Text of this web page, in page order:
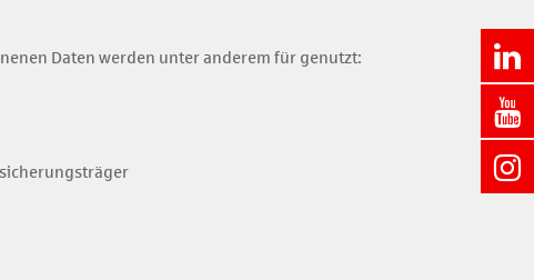
Daten werden unter anderem für genutzt: